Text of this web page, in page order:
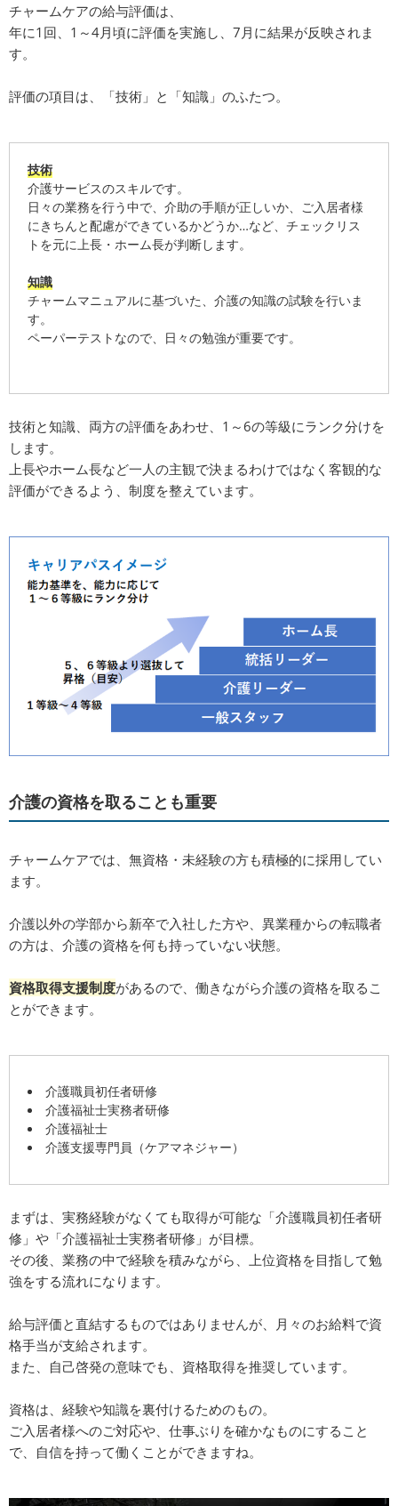
チャームケアの給与評価は、
年に1回、1～4月頃に評価を実施し、7月に結果が反映されま
す。
評価の項目は、「技術」と「知識」のふたつ。
技術
介護サービスのスキルです。
日々の業務を行う中で、介助の手順が正しいか、ご入居者様
にきちんと配慮ができているかどうか…など、チェックリス
トを元に上長・ホーム長が判断します。
知識
チャームマニュアルに基づいた、介護の知識の試験を行いま
す。
ペーパーテストなので、日々の勉強が重要です。
技術と知識、両方の評価をあわせ、1～6の等級にランク分けを
します。
上長やホーム長など一人の主観で決まるわけではなく客観的な
評価ができるよう、制度を整えています。
介護の資格を取ることも重要
チャームケアでは、無資格・未経験の方も積極的に採用してい
ます。
介護以外の学部から新卒で入社した方や、異業種からの転職者
の方は、介護の資格を何も持っていない状態。
資格取得支援制度があるので、働きながら介護の資格を取るこ
とができます。
介護職員初任者研修
介護福祉士実務者研修
介護福祉士
介護支援専門員（ケアマネジャー）
まずは、実務経験がなくても取得が可能な「介護職員初任者研
修」や「介護福祉士実務者研修」が目標。
その後、業務の中で経験を積みながら、上位資格を目指して勉
強をする流れになります。
給与評価と直結するものではありませんが、月々のお給料で資
格手当が支給されます。
また、自己啓発の意味でも、資格取得を推奨しています。
資格は、経験や知識を裏付けるためのもの。
ご入居者様へのご対応や、仕事ぶりを確かなものにすること
で、自信を持って働くことができますね。